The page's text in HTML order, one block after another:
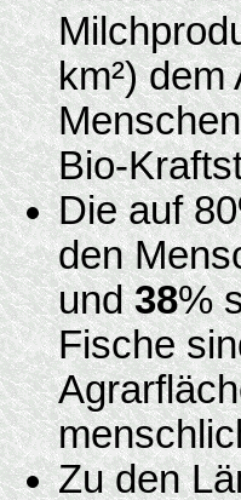
km²)
Bio-
Die auf
den
und38%
Fische
Zu den